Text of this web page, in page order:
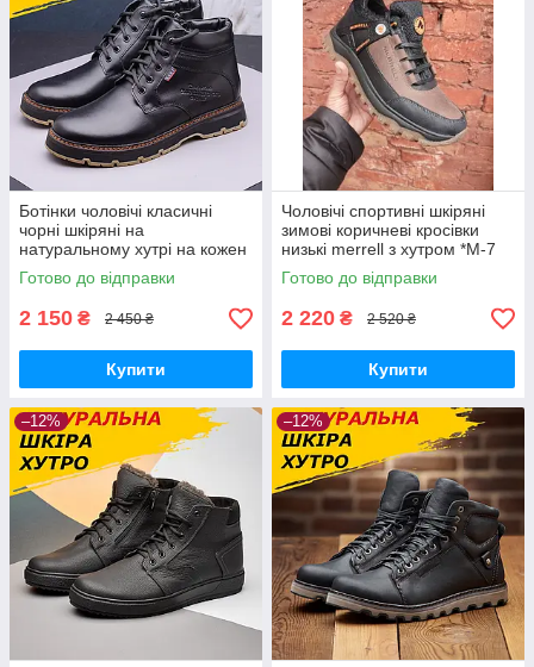
Ботінки чоловічі класичні
чорні шкіряні на
натуральному хутрі на кожен
день
Готово до відправки
2 150 ₴ 2 450 ₴
Купити
Чоловічі спортивні шкіряні
зимові коричневі кросівки
низькі merrell з хутром *М-7
кор.бот*
Готово до відправки
2 220 ₴ 2 520 ₴
Купити
–12% –12%